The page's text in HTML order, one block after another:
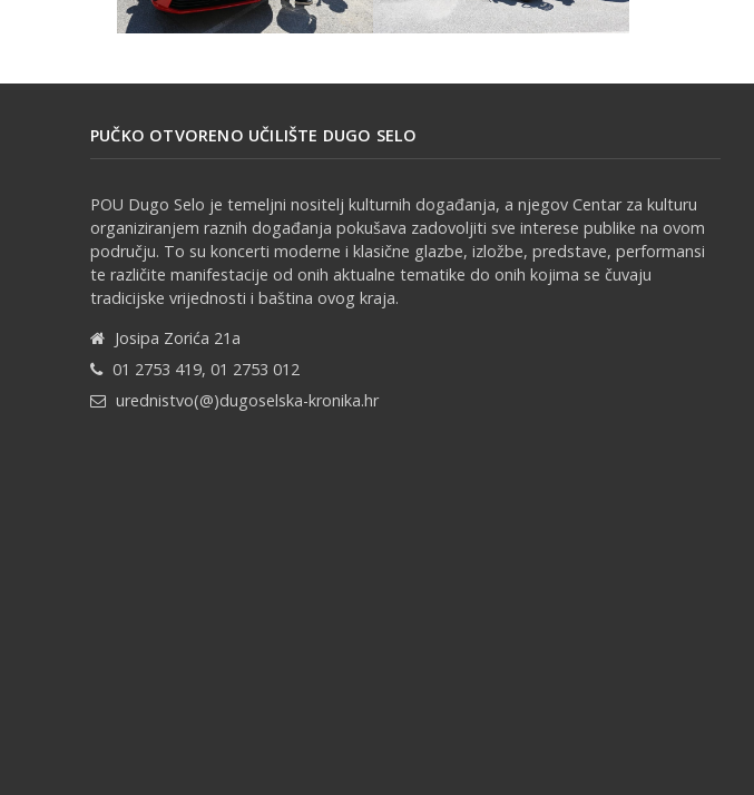
PUČKO OTVORENO UČILIŠTE DUGO SELO
POU Dugo Selo je temeljni nositelj kulturnih događanja, a njegov Centar za kulturu
organiziranjem raznih događanja pokušava zadovoljiti sve interese publike na ovom
području. To su koncerti moderne i klasične glazbe, izložbe, predstave, performansi
te različite manifestacije od onih aktualne tematike do onih kojima se čuvaju
tradicijske vrijednosti i baština ovog kraja.
Josipa Zorića 21a
01 2753 419, 01 2753 012
urednistvo(@)dugoselska-kronika.hr